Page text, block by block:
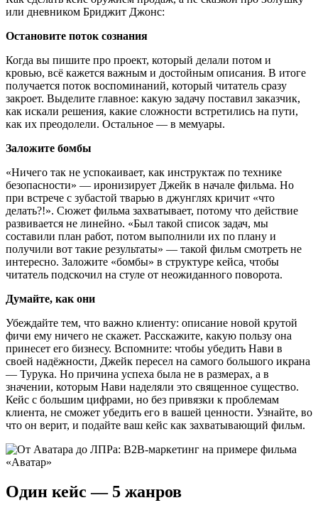
или дневником Бриджит Джонс:
Остановите поток сознания
Когда вы пишите про проект, который делали потом и
кровью, всё кажется важным и достойным описания. В итоге
получается поток воспоминаний, который читатель сразу
закроет. Выделите главное: какую задачу поставил заказчик,
как искали решения, какие сложности встретились на пути,
как их преодолели. Остальное — в мемуары.
Заложите бомбы
«Ничего так не успокаивает, как инструктаж по технике
безопасности» — иронизирует Джейк в начале фильма. Но
при встрече с зубастой тварью в джунглях кричит «что
делать?!». Сюжет фильма захватывает, потому что действие
развивается не линейно. «Был такой список задач, мы
составили план работ, потом выполнили их по плану и
получили вот такие результаты» — такой фильм смотреть не
интересно. Заложите «бомбы» в структуре кейса, чтобы
читатель подскочил на стуле от неожиданного поворота.
Думайте, как они
Убеждайте тем, что важно клиенту: описание новой крутой
фичи ему ничего не скажет. Расскажите, какую пользу она
принесет его бизнесу. Вспомните: чтобы убедить Нави в
своей надёжности, Джейк пересел на самого большого икрана
— Турука. Но причина успеха была не в размерах, а в
значении, которым Нави наделяли это священное существо.
Кейс с большим цифрами, но без привязки к проблемам
клиента, не сможет убедить его в вашей ценности. Узнайте, во
что он верит, и подайте ваш кейс как захватывающий фильм.
Один кейс — 5 жанров